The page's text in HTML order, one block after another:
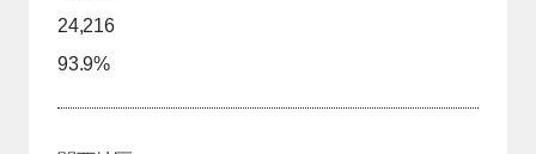
24,216
93.9%